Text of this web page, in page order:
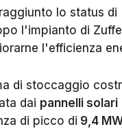
lo status
l'impianto di
l'efficienza
di stoccaggio
dai pannelli solari
di picco di 9,4